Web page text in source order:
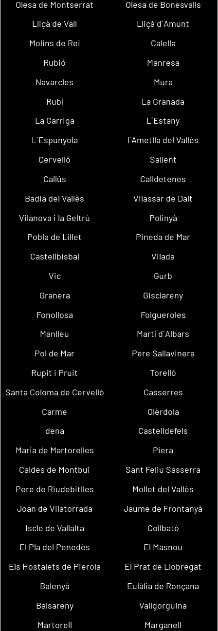
Olesa de Montserrat
Olesa de Bonesvalls
Lliçà de Vall
Lliçà d´Amunt
Molins de Rei
Calella
Rubió
Manresa
Navarcles
Mura
Rubí
La Granada
La Garriga
L´Estany
L´Espunyola
l´Ametlla del Vallès
Cervelló
Sallent
Callús
Calldetenes
Badia del Vallès
Vilassar de Dalt
Vilanova i la Geltrú
Polinyà
Pobla de Lillet
Pineda de Mar
Castellbisbal
Vilada
Vic
Gurb
Granera
Gisclareny
Fonollosa
Folgueroles
Manlleu
Martí d´Albars
Pol de Mar
Pere Sallavinera
Rupit i Pruit
Torelló
Santa Coloma de Cervelló
Casserres
Carme
Olèrdola
dena
Castelldefels
Maria de Martorelles
Piera
Caldes de Montbui
Sant Feliu Sasserra
Pere de Riudebitlles
Mollet del Vallès
Joan de Vilatorrada
Jaume de Frontanyà
Iscle de Vallalta
Collbató
El Pla del Penedès
El Masnou
Els Hostalets de Pierola
El Prat de Llobregat
Balenyà
Eulàlia de Ronçana
Balsareny
Vallgorguina
Martorell
Marganell